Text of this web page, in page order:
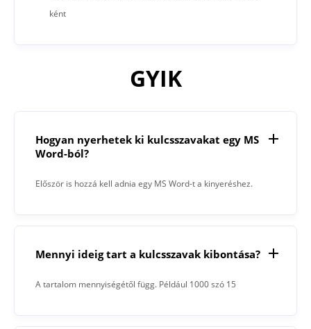
ként
GYIK
Hogyan nyerhetek ki kulcsszavakat egy MS
Word-ból?
Először is hozzá kell adnia egy MS Word-t a kinyeréshez.
Mennyi ideig tart a kulcsszavak kibontása?
A tartalom mennyiségétől függ. Például 1000 szó 15